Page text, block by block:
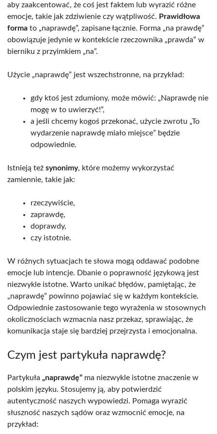
aby zaakcentować, że coś jest faktem lub wyrazić różne
emocje, takie jak zdziwienie czy wątpliwość. Prawidłowa
forma to „naprawdę”, zapisane łącznie. Forma „na prawdę”
obowiązuje jedynie w kontekście rzeczownika „prawda” w
bierniku z przyimkiem „na”.
Użycie „naprawdę” jest wszechstronne, na przykład:
gdy ktoś jest zdumiony, może mówić: „Naprawdę nie
mogę w to uwierzyć!”,
a jeśli chcemy kogoś przekonać, użycie zwrotu „To
wydarzenie naprawdę miało miejsce” będzie
odpowiednie.
Istnieją też synonimy, które możemy wykorzystać
zamiennie, takie jak:
rzeczywiście,
zaprawdę,
doprawdy,
czy istotnie.
W różnych sytuacjach te słowa mogą oddawać podobne
emocje lub intencje. Dbanie o poprawność językową jest
niezwykle istotne. Warto unikać błędów, pamiętając, że
„naprawdę” powinno pojawiać się w każdym kontekście.
Odpowiednie zastosowanie tego wyrażenia w stosownych
okolicznościach wzmacnia nasz przekaz, sprawiając, że
komunikacja staje się bardziej przejrzysta i emocjonalna.
Czym jest partykuła naprawdę?
Partykuła „naprawdę” ma niezwykle istotne znaczenie w
polskim języku. Stosujemy ją, aby potwierdzić
autentyczność naszych wypowiedzi. Pomaga wyrazić
słuszność naszych sądów oraz wzmocnić emocje, na
przykład: